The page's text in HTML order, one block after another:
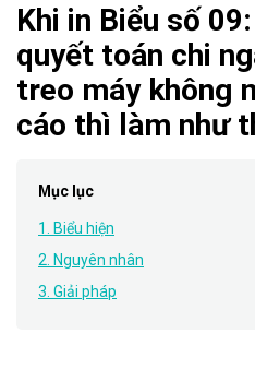
Khi in Biểu số
quyết toán chi
treo máy không
cáo thì làm như
Mục lục
1. Biểu hiện
2. Nguyên nhân
3. Giải pháp